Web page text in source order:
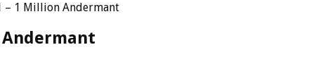
– 1 Million Andermant
Andermant